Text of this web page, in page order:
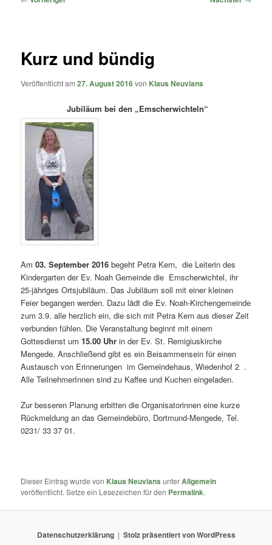
Kurz und bündig
Veröffentlicht am27. August 2016von Klaus Neuvians
Jubiläum bei den „Emscherwichteln“
Am 03. September 2016 begeht Petra Kern, die Leiterin des
Kindergarten der Ev. Noah Gemeinde die Emscherwichtel, ihr
25-jähriges Ortsjubiläum. Das Jubiläum soll mit einer kleinen
Feier begangen werden. Dazu lädt die Ev. Noah-Kirchengemeinde
zum 3.9. alle herzlich ein, die sich mit Petra Kern aus dieser Zeit
verbunden fühlen. Die Veranstaltung beginnt mit einem
Gottesdienst um15.00 Uhr in der Ev. St. Remigiuskirche
Mengede. Anschließend gibt es ein Beisammensein für einen
Austausch von Erinnerungen im Gemeindehaus, Wiedenhof 2 .
Alle TeilnehmerInnen sind zu Kaffee und Kuchen eingeladen.
Zur besseren Planung erbitten die Organisatorinnen eine kurze
Rückmeldung an das Gemeindebüro, Dortmund-Mengede, Tel.
0231/ 33 37 01.
Dieser Eintrag wurde von Klaus Neuvians unterAllgemein
veröffentlicht. Setze ein Lesezeichen für den Permalink.
Datenschutzerklärung Stolz präsentiert von WordPress